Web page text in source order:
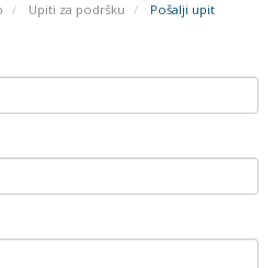
Upiti za podršku Pošalji upit